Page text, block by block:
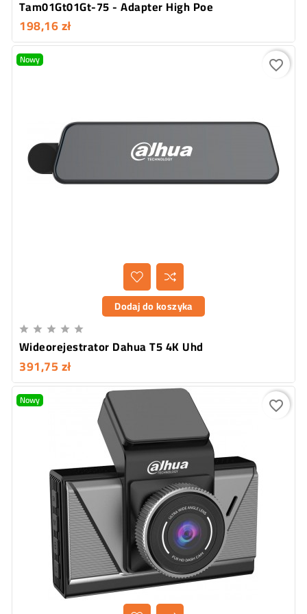
Tam01Gt01Gt-75 - Adapter High Poe
198,16 zł
Nowy
Dodaj do koszyka
    
Wideorejestrator Dahua T5 4K Uhd
391,75 zł
favorite_border
Nowy favorite_border